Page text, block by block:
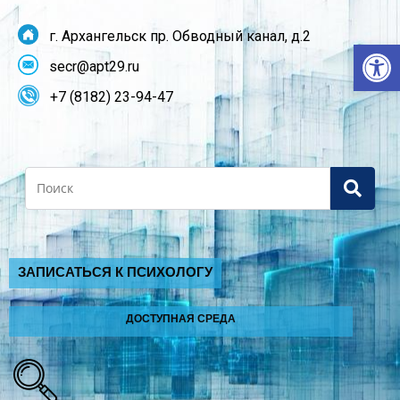
г. Архангельск пр. Обводный канал, д.2
secr@apt29.ru
+7 (8182) 23-94-47
Search
ЗАПИСАТЬСЯ К ПСИХОЛОГУ
ДОСТУПНАЯ СРЕДА